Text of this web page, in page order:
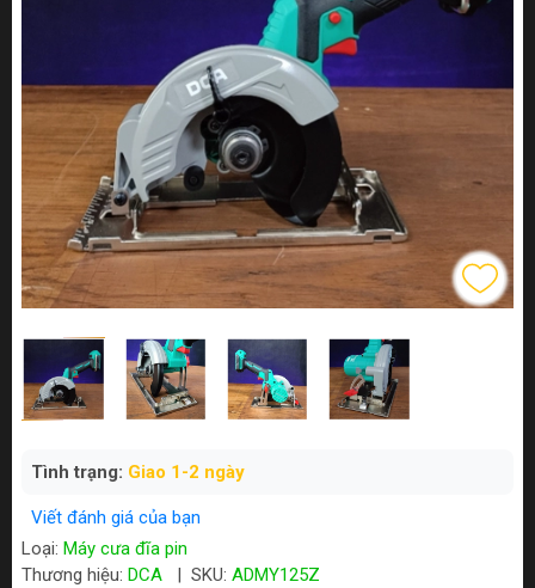
Tình trạng: Giao 1-2 ngày
Viết đánh giá của bạn
Loại: Máy cưa đĩa pin
Thương hiệu: DCA SKU: ADMY125Z